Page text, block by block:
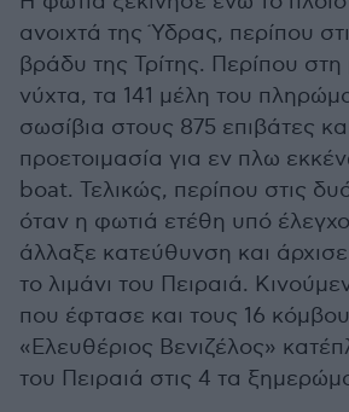
ανοιχτά της Ύδρας, περίπου
βράδυ της Τρίτης. Περίπου στη
νύχτα, τα 141 μέλη του
σωσίβια στους 875 επιβάτες
προετοιμασία για εν πλω
boat. Τελικώς, περίπου στις
όταν η φωτιά ετέθη υπό
άλλαξε κατεύθυνση και
το λιμάνι του Πειραιά.
που έφτασε και τους 16
«Ελευθέριος Βενιζέλος»
του Πειραιά στις 4 τα